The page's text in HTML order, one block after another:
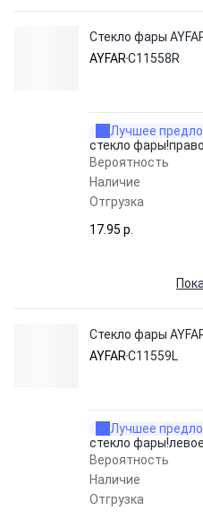
Стекло фары
AYFARC11558R
Лучшее
стекло
Вероятность
Наличие
Отгрузка
17.95 p.
Стекло фары
AYFARC11559L
Лучшее
стекло
Вероятность
Наличие
Отгрузка